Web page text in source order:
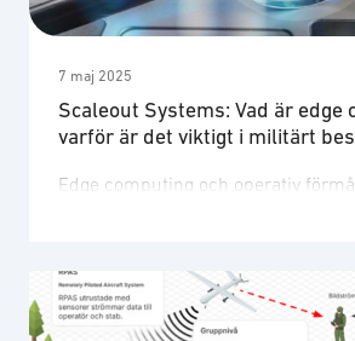
säkra dataflöden från rörliga och
7 maj 2025
Scaleout Systems: Vad är edge
varför är det viktigt i militärt
Edge computing och operativ
datorseendesystem i distribuerade
edge computing. Metoder för
Flera tekniska metoder har